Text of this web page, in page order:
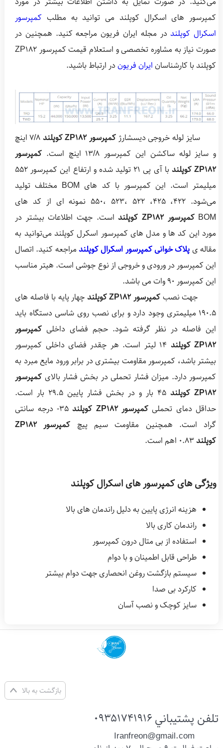
کمپرسور های اسکرال کوپلند می توانید به مطلب کمپرسور
اسکرال کوپلنددر مجله ایران فریون مراجعه کنید. همچنین در
صورت نیاز به مشاوره تخصصی و استعلام قیمت کمپرسور ZP182
کوپلند با کارشناسان ایران فریوندر ارتباط باشید.
سایز لوله خروجی دیسشارژ کمپرسور ZP182 کوپلند
7/8 اینچ
و سایز لوله ساکشن این کمپرسور 13/8 اینچ است.
کمپرسور
ZP182 کوپلند
با آی پی 21 تولید شده و ارتفاع این کمپرسور 552
میلیمتر است. این کمپرسور با کد های BOM مختلف تولید
می‌شود. 422، 425، 522 ،523 ،550 نمونه ای از کد های
BOM کمپرسور ZP182 کوپلند
است. جهت اطلاعات بیشتر در
مورد این کد ها و مدل های کمپرسور اسکرل کوپلند می‌توانید به
مقاله ی پلاک خوانی کمپرسور اسکرال کوپلندمراجعه کنید. اتصال
این کمپرسور در ورودی و خروجی از نوع جوشی است. هیتر مناسب
این کمپرسور 90 وات می باشد.
جهت نصبکمپرسور ZP182 کوپلند
چهار پایه با فاصله های
190.5 میلیمتری وجود دارد و برای نصب روی شاسی دستگاه باید
این فاصله در نظر گرفته شود. حجم فضای داخلی کمپرسور
ZP182 کوپلند
14 لیتر است. هر چقدر فضای داخلی کمپرسور
بیشتر باشد، کمپرسور مقاومت بیشتری در برابر ورود مایع مبرد به
کمپرسور دارد. میزان فشار تحملی در بخش فشار بالای کمپرسور
ZP182 کوپلند
45 بار و در بخش فشار پایین 29.5 بار است.
حداقل دمای تحملی کمپرسور ZP182 کوپلند
35- درجه سانتی
گراد است. همچنین مقاومت سیم پیچ
کمپرسور ZP182
کوپلند0.83 اهم است.
ویژگی های کمپرسور های اسکرال کوپلند
هزینه انرژی پایین به دلیل راندمان های بالا
راندمان کاری بالا
استفاده از بی متال درون کمپرسور
طراحی قابل اطمینان و با دوام
سیستم بازگشت روغن انحصاری جهت دوام بیشتر
کارکرد بی صدا
سایز کوچک و نصب آسان
بازگشت به بالا
تلفن پشتيباني 09351741916
Iranfreon@gmail.com